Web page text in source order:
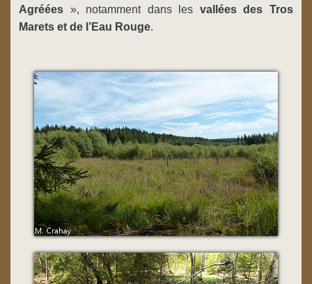
Agréées », notamment dans les vallées des Tros
Marets et de l’Eau Rouge.